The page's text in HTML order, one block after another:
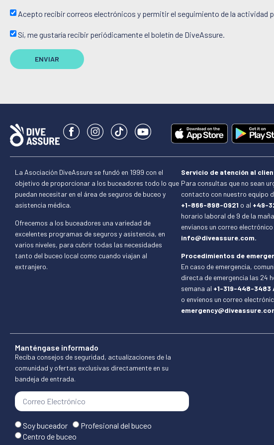
Acepto recibir correos electrónicos y permitir el seguimiento de la actividad
Sí, me gustaría recibir periódicamente el boletín de DiveAssure.
ENVIAR
La Asociación DiveAssure se fundó en 1999 con el
objetivo de proporcionar a los buceadores todo lo que
puedan necesitar en el área de seguros de buceo y
asistencia médica.
Ofrecemos a los buceadores una variedad de
excelentes programas de seguros y asistencia, en
varios niveles, para cubrir todas las necesidades
tanto del buceo local como cuando viajan al
extranjero.
Servicio de atención al
Para consultas que no sean
contacto con nuestro equipo
+1-866-898-0921 o al +49-
horario laboral de 9 de la
envíanos un correo electrónico
info@diveassure.com.
Procedimientos de
En caso de emergencia,
directa de emergencia las 24
semana al +1-319-448-
o envíenos un correo
Manténgase informado
Reciba consejos de seguridad, actualizaciones de la
comunidad y ofertas exclusivas directamente en su
bandeja de entrada.
Soy buceador
Profesional del buceo
Centro de buceo